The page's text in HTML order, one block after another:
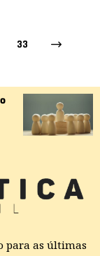
33
para as últimas